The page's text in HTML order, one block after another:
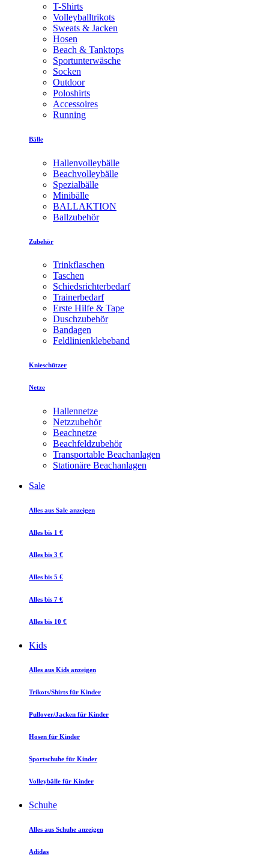
T-Shirts
Volleyballtrikots
Sweats & Jacken
Hosen
Beach & Tanktops
Sportunterwäsche
Socken
Outdoor
Poloshirts
Accessoires
Running
Bälle
Hallenvolleybälle
Beachvolleybälle
Spezialbälle
Minibälle
BALLAKTION
Ballzubehör
Zubehör
Trinkflaschen
Taschen
Schiedsrichterbedarf
Trainerbedarf
Erste Hilfe & Tape
Duschzubehör
Bandagen
Feldlinienklebeband
Knieschützer
Netze
Hallennetze
Netzzubehör
Beachnetze
Beachfeldzubehör
Transportable Beachanlagen
Stationäre Beachanlagen
Sale
Alles aus Sale anzeigen
Alles bis 1 €
Alles bis 3 €
Alles bis 5 €
Alles bis 7 €
Alles bis 10 €
Kids
Alles aus Kids anzeigen
Trikots/Shirts für Kinder
Pullover/Jacken für Kinder
Hosen für Kinder
Sportschuhe für Kinder
Volleybälle für Kinder
Schuhe
Alles aus Schuhe anzeigen
Adidas